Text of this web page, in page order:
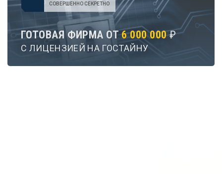
СОВЕРШЕННО СЕКРЕТНО
ГОТОВАЯ ФИРМА ОТ6 000 000 ₽
С ЛИЦЕНЗИЕЙ НА ГОСТАЙНУ